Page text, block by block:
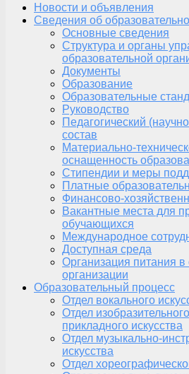
Новости и объявления
Сведения об
Основные сведения
Структура и органы
образовательной
Документы
Образование
Образовательные
Руководство
Педагогический
состав
Материально-
оснащенность
Стипендии и меры
Платные
Финансово-
Вакантные места для
обучающихся
Международное
Доступная среда
Организация питания в
организации
Образовательный процесс
Отдел вокального
Отдел
прикладного искусства
Отдел музыкально-
искусства
Отдел